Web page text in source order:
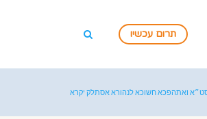
תרום עכשיו
ואתהפכא חשוכא לנהורא אסתלק יקרא